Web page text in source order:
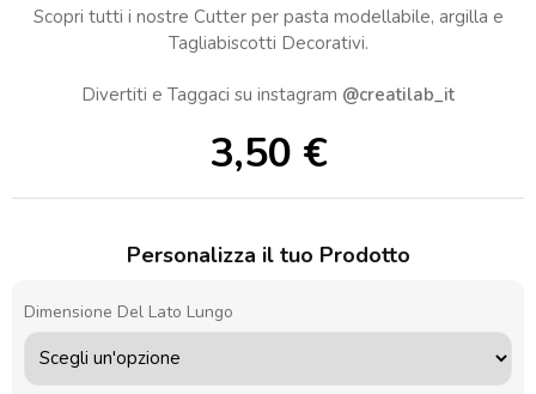
Scopri tutti i nostre Cutter per pasta modellabile, argilla e
Tagliabiscotti Decorativi.
Divertiti e Taggaci su instagram @creatilab_it
3,50 €
Personalizza il tuo Prodotto
Dimensione Del Lato Lungo